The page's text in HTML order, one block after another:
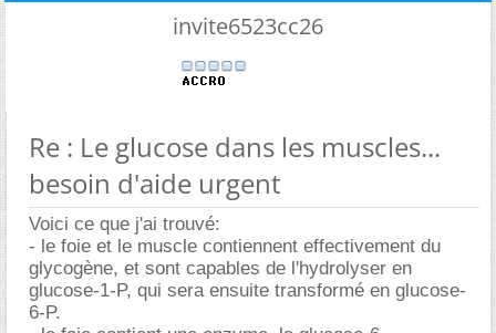
invite6523cc26
Re : Le glucose dans les muscles...
besoin d'aide urgent
Voici ce que j'ai trouvé:
- le foie et le muscle contiennent effectivement du
glycogène, et sont capables de l'hydrolyser en
glucose-1-P, qui sera ensuite transformé en glucose-
6-P.